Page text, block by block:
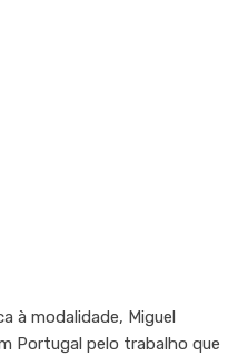
à modalidade, Miguel
Portugal pelo trabalho que